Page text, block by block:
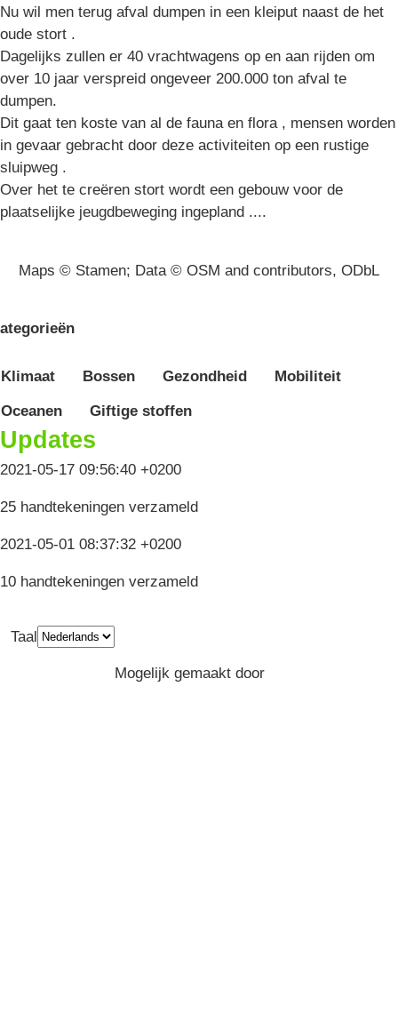
Nu wil men terug afval dumpen in een kleiput naast de het
oude stort .
Dagelijks zullen er 40 vrachtwagens op en aan rijden om
over 10 jaar verspreid ongeveer 200.000 ton afval te
dumpen.
Dit gaat ten koste van al de fauna en flora , mensen worden
in gevaar gebracht door deze activiteiten op een rustige
sluipweg .
Over het te creëren stort wordt een gebouw voor de
plaatselijke jeugdbeweging ingepland ....
Maps © Stamen; Data © OSM and contributors, ODbL
Klimaat Bossen Gezondheid Mobiliteit
Oceanen Giftige stoffen
Updates
2021-05-17 09:56:40 +0200
25 handtekeningen verzameld
2021-05-01 08:37:32 +0200
10 handtekeningen verzameld
Taal
Mogelijk gemaakt door